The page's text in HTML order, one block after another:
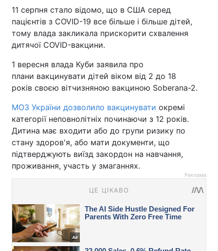
11 серпня стало відомо, що в США серед
пацієнтів з COVID-19 все більше і більше дітей,
тому влада закликала прискорити схвалення
дитячої COVID-вакцини.
1 вересня влада Куби заявила про
плани вакцинувати дітей віком від 2 до 18
років своєю вітчизняною вакциною Soberana-2.
МОЗ України дозволило вакцинувати окремі
категорії неповнолітніх починаючи з 12 років.
Дитина має входити або до групи ризику по
стану здоров'я, або мати документи, що
підтверджують виїзд закордон на навчання,
проживання, участь у змаганнях.
Реклама